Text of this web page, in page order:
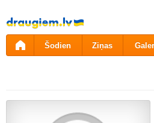
Pāriet
uz
saturu
Šodien Ziņas